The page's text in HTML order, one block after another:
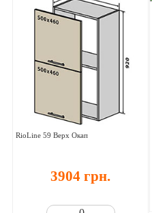
RioLine 59 Верх Окап
3904 грн.